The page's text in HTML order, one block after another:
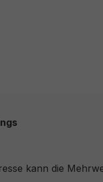
kann die